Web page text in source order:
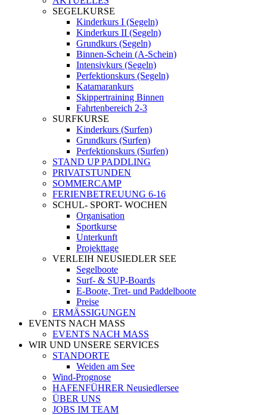
SEGELKURSE
Kinderkurs I (Segeln)
Kinderkurs II (Segeln)
Grundkurs (Segeln)
Binnen-Schein (A-Schein)
Intensivkurs (Segeln)
Perfektionskurs (Segeln)
Katamarankurs
Skippertraining Binnen
Fahrtenbereich 2-3
SURFKURSE
Kinderkurs (Surfen)
Grundkurs (Surfen)
Perfektionskurs (Surfen)
STAND UP PADDLING
PRIVATSTUNDEN
SOMMERCAMP
FERIENBETREUUNG 6-16
SCHUL- SPORT- WOCHEN
Organisation
Sportkurse
Unterkunft
Projekttage
VERLEIH NEUSIEDLER SEE
Segelboote
Surf- & SUP-Boards
E-Boote, Tret- und Paddelboote
Preise
ERMÄSSIGUNGEN
EVENTS NACH MASS
EVENTS NACH MASS
WIR UND UNSERE SERVICES
STANDORTE
Weiden am See
Wind-Prognose
HAFENFÜHRER Neusiedlersee
ÜBER UNS
JOBS IM TEAM